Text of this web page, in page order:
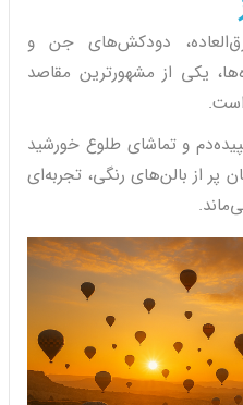
دودکش‌های جن و
یکی از مشهورترین مقاصد
و تماشای طلوع خورشید
پر از بالن‌های رنگی، تجربه‌ای